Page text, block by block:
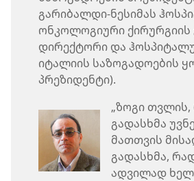
გარიბალდი-ნესიმას
ონკოლოგიური
დირექტორი და
იტალიის საზოგადოების
პრეზიდენტი).
„ზოგი
გადასხმა
მათთვის
გადასხმა,
ადვილად